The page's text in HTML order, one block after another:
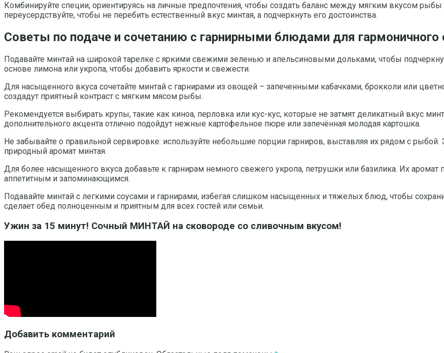
Комбинируйте специи, ориентируясь на личные предпочтения, чтобы создать баланс между мягким вкусом
переусердствуйте, чтобы не перебить естественный вкус минтая, а подчеркнуть его достоинства.
Советы по подаче и сочетанию с гарнирными блюдами для гармоничного
Подавайте минтай на широкой тарелке с яркими свежими зеленью и апельсиновыми дольками, чтобы
основе лимона или укропа, чтобы добавить яркости и свежести.
Для насыщенного вкуса сочетайте минтай с гарнирами из овощей – запеченными кабачками, брокколи или
создадут приятный контраст с мягким мясом рыбы.
Рекомендуется выбирать крупы, такие как киноа, перловка или кус-кус, которые не затмят деликатный вкус
дополнительного акцента отлично подойдут нежные картофельное пюре или запечённая молодая картошка.
Не забывайте о правильной сервировке: используйте небольшие порции гарниров, выставляя их рядом с рыбой.
природный аромат минтая.
Для более насыщенного вкуса добавьте к гарнирам немного свежего укропа, петрушки или базилика. Их
аппетитным и запоминающимся.
Подавайте минтай с легкими соусами и гарнирами, избегая слишком насыщенных и тяжелых блюд, чтобы
сделает обед полноценным и приятным для всех гостей или семьи.
Ужин за 15 минут! Сочный МИНТАЙ на сковороде со сливочным вкусом!
Добавить комментарий